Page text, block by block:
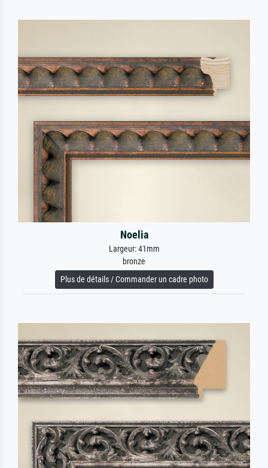
Noelia
Largeur: 41mm
bronze
Plus de détails / Commander un cadre photo